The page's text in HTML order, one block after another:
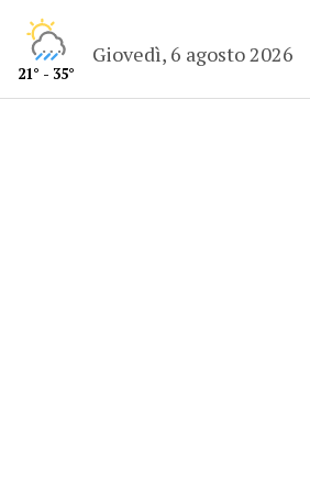
21° - 35°
Giovedì, 6 agosto 2026